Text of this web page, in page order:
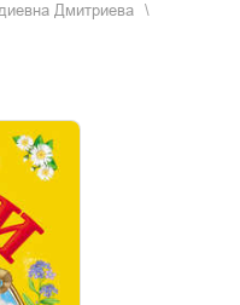
Дмитриева